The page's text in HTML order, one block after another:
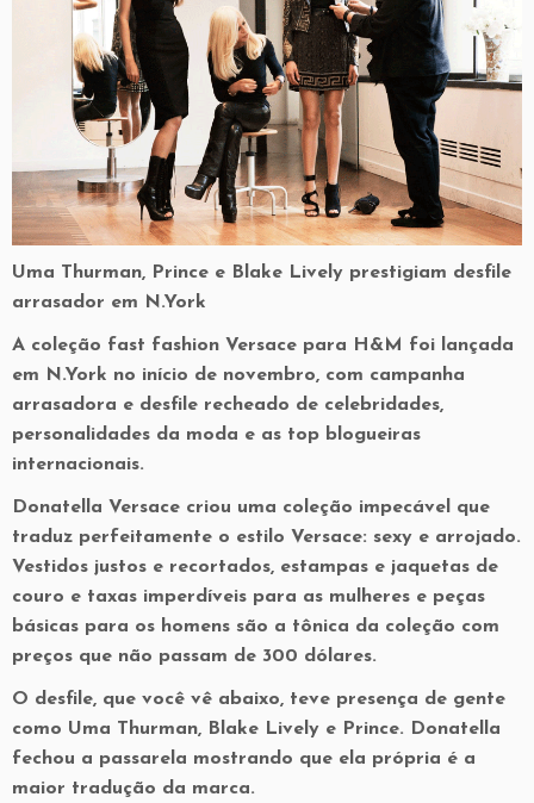
Uma Thurman, Prince e Blake Lively prestigiam desfile
arrasador em N.York
A coleção fast fashion Versace para H&M foi lançada
em N.York no início de novembro, com campanha
arrasadora e desfile recheado de celebridades,
personalidades da moda e as top blogueiras
internacionais.
Donatella Versace criou uma coleção impecável que
traduz perfeitamente o estilo Versace: sexy e arrojado.
Vestidos justos e recortados, estampas e jaquetas de
couro e taxas imperdíveis para as mulheres e peças
básicas para os homens são a tônica da coleção com
preços que não passam de 300 dólares.
O desfile, que você vê abaixo, teve presença de gente
como Uma Thurman, Blake Lively e Prince. Donatella
fechou a passarela mostrando que ela própria é a
maior tradução da marca.